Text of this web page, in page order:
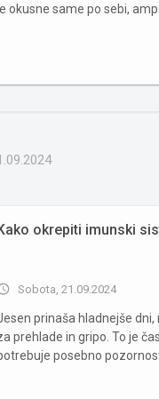
le okusne same po sebi,
okrepiti imunski
Sobota, 21.09.2024
prinaša hladnejše
prehlade in gripo. To je
posebno